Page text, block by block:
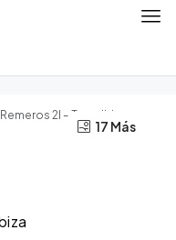
2I – Torre Ibiza
13 Más
17 Más